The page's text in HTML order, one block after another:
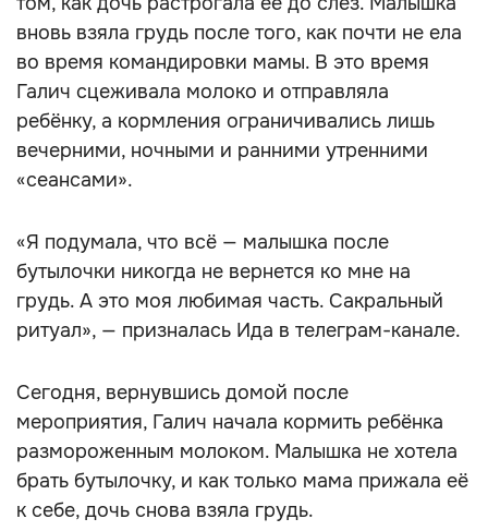
вновь взяла грудь после того, как почти не ела
во время командировки мамы. В это время
Галич сцеживала молоко и отправляла
ребёнку, а кормления ограничивались лишь
вечерними, ночными и ранними утренними
«сеансами».
«Я подумала, что всё — малышка после
бутылочки никогда не вернется ко мне на
грудь. А это моя любимая часть. Сакральный
ритуал», — призналась Ида в телеграм-канале.
Сегодня, вернувшись домой после
мероприятия, Галич начала кормить ребёнка
размороженным молоком. Малышка не хотела
брать бутылочку, и как только мама прижала её
к себе, дочь снова взяла грудь.